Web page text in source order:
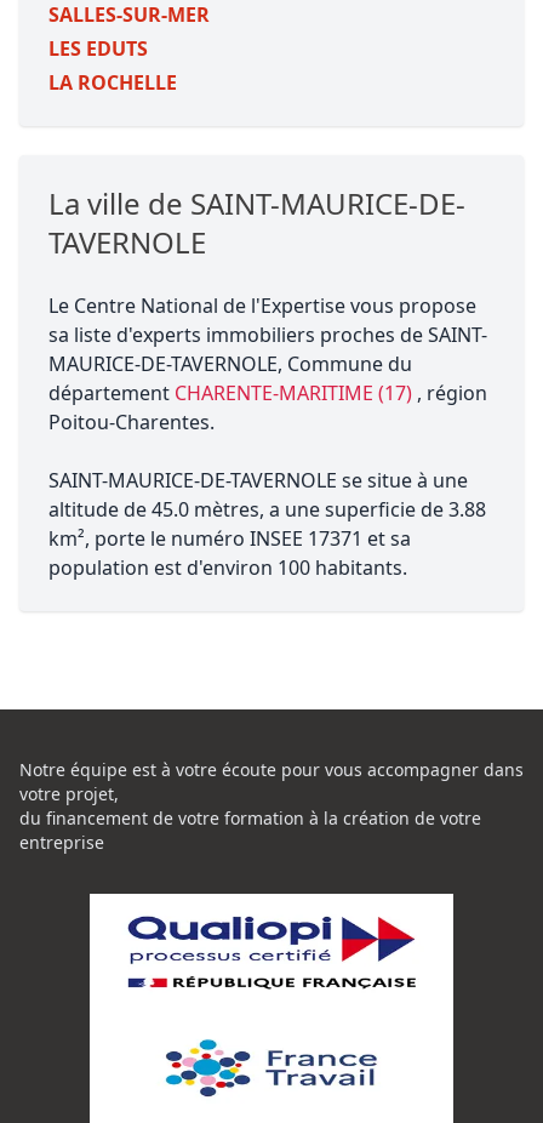
SALLES-SUR-MER
LES EDUTS
LA ROCHELLE
La ville de SAINT-MAURICE-DE-
TAVERNOLE
Le Centre National de l'Expertise vous propose
sa liste d'experts immobiliers proches de SAINT-
MAURICE-DE-TAVERNOLE, Commune du
département CHARENTE-MARITIME (17) , région
Poitou-Charentes.
SAINT-MAURICE-DE-TAVERNOLE se situe à une
altitude de 45.0 mètres, a une superficie de 3.88
km², porte le numéro INSEE 17371 et sa
population est d'environ 100 habitants.
Notre équipe est à votre écoute pour vous accompagner dans
votre projet,
du financement de votre formation à la création de votre
entreprise